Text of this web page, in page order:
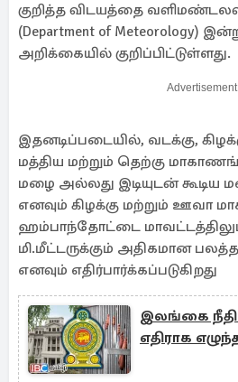
குறித்த விடயத்தை
(Department of Meteorology)
அறிக்கையில் குறிப்பிட்டுள்ளது.
Advertisement
இதனடிப்படையில், வடக்கு,
மத்திய மற்றும் தெற்கு
மழை அல்லது இடியுடன் கூடிய
எனவும் கிழக்கு மற்றும் ஊவா
ஹம்பாந்தோட்டை
மி.மீட்டருக்கும் அதிகமான
எனவும் எதிர்பார்க்கப்படுகிறது
இலங்கை
எதிராக